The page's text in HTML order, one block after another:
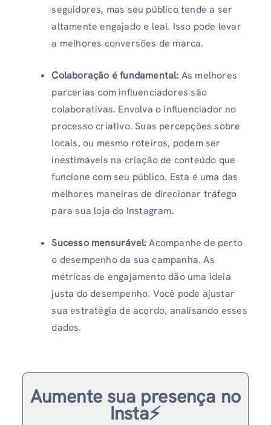
seguidores, mas seu público tende a ser
altamente engajado e leal. Isso pode levar
a melhores conversões de marca.
Colaboração é fundamental: As melhores
parcerias com influenciadores são
colaborativas. Envolva o influenciador no
processo criativo. Suas percepções sobre
locais, ou mesmo roteiros, podem ser
inestimáveis ​​na criação de conteúdo que
funcione com seu público. Esta é uma das
melhores maneiras de direcionar tráfego
para sua loja do Instagram.
Sucesso mensurável:Acompanhe de perto
o desempenho da sua campanha. As
métricas de engajamento dão uma ideia
justa do desempenho. Você pode ajustar
sua estratégia de acordo, analisando esses
dados.
Aumente sua presença no
Insta⚡️